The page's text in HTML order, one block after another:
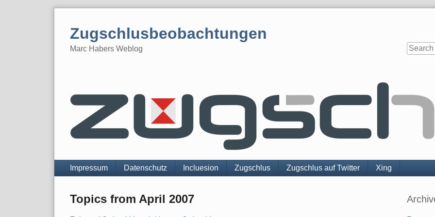
Zugschlusbeobachtungen
Marc Habers Weblog
Navigation
Impressum Datenschutz Incluesion Zugschlus Zugschlus auf Twitter Xing
Topics from April 2007 Sidebar